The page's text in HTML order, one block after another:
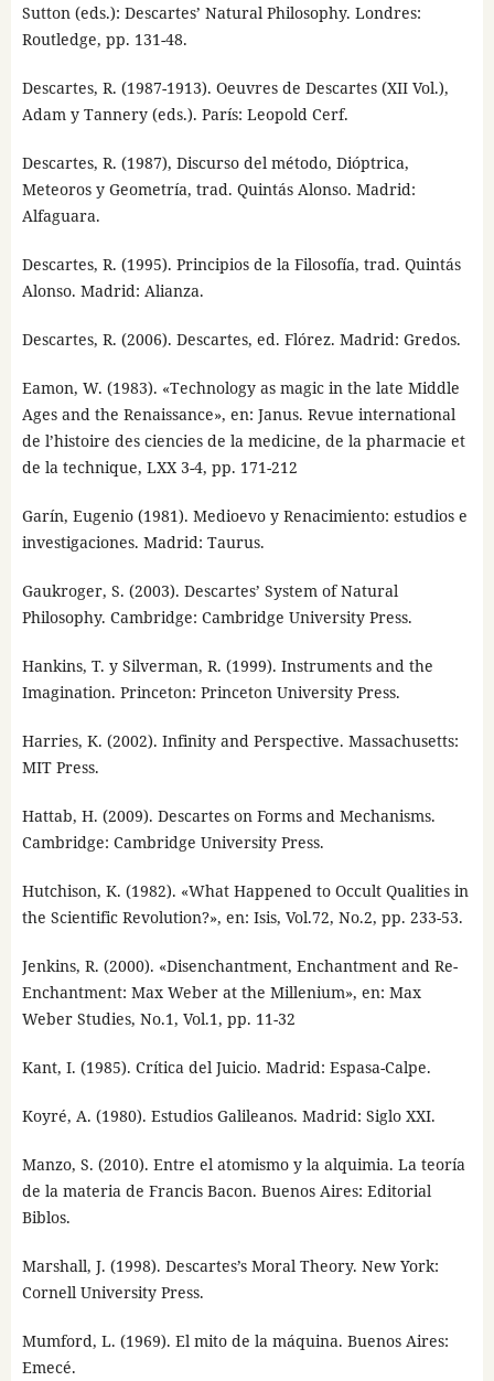
Sutton (eds.): Descartes’ Natural Philosophy. Londres:
Routledge, pp. 131-48.
Descartes, R. (1987-1913). Oeuvres de Descartes (XII Vol.),
Adam y Tannery (eds.). París: Leopold Cerf.
Descartes, R. (1987), Discurso del método, Dióptrica,
Meteoros y Geometría, trad. Quintás Alonso. Madrid:
Alfaguara.
Descartes, R. (1995). Principios de la Filosofía, trad. Quintás
Alonso. Madrid: Alianza.
Descartes, R. (2006). Descartes, ed. Flórez. Madrid: Gredos.
Eamon, W. (1983). «Technology as magic in the late Middle
Ages and the Renaissance», en: Janus. Revue international
de l’histoire des ciencies de la medicine, de la pharmacie et
de la technique, LXX 3-4, pp. 171-212
Garín, Eugenio (1981). Medioevo y Renacimiento: estudios e
investigaciones. Madrid: Taurus.
Gaukroger, S. (2003). Descartes’ System of Natural
Philosophy. Cambridge: Cambridge University Press.
Hankins, T. y Silverman, R. (1999). Instruments and the
Imagination. Princeton: Princeton University Press.
Harries, K. (2002). Infinity and Perspective. Massachusetts:
MIT Press.
Hattab, H. (2009). Descartes on Forms and Mechanisms.
Cambridge: Cambridge University Press.
Hutchison, K. (1982). «What Happened to Occult Qualities in
the Scientific Revolution?», en: Isis, Vol.72, No.2, pp. 233-53.
Jenkins, R. (2000). «Disenchantment, Enchantment and Re-
Enchantment: Max Weber at the Millenium», en: Max
Weber Studies, No.1, Vol.1, pp. 11-32
Kant, I. (1985). Crítica del Juicio. Madrid: Espasa-Calpe.
Koyré, A. (1980). Estudios Galileanos. Madrid: Siglo XXI.
Manzo, S. (2010). Entre el atomismo y la alquimia. La teoría
de la materia de Francis Bacon. Buenos Aires: Editorial
Biblos.
Marshall, J. (1998). Descartes’s Moral Theory. New York:
Cornell University Press.
Mumford, L. (1969). El mito de la máquina. Buenos Aires:
Emecé.